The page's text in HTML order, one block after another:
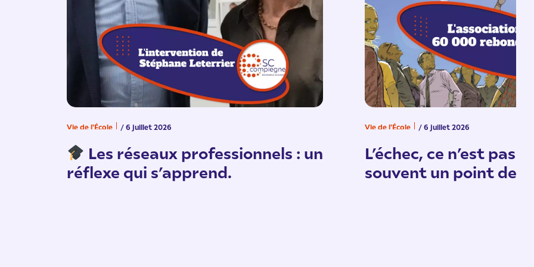
Vie de l'École / 6 juillet 2026
Les réseaux professionnels : un
réflexe qui s’apprend.
Vie de l'École / 6 juillet 2026
L’échec, ce n’est pas
souvent un point de